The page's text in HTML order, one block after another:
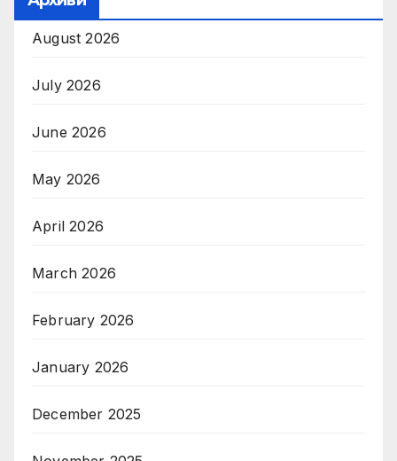
August 2026
July 2026
June 2026
May 2026
April 2026
March 2026
February 2026
January 2026
December 2025